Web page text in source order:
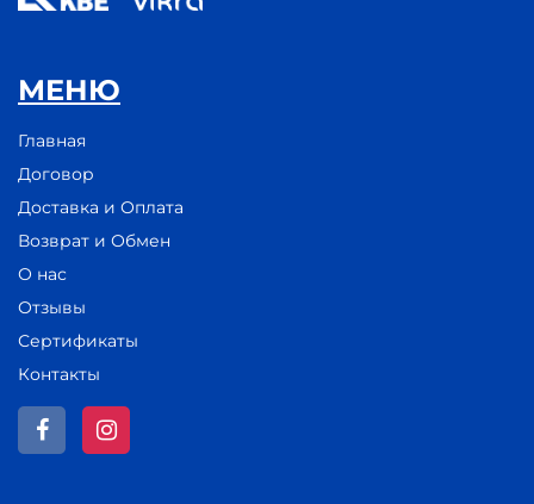
МЕНЮ
Главная
Договор
Доставка и Оплата
Возврат и Обмен
О нас
Отзывы
Сертификаты
Контакты